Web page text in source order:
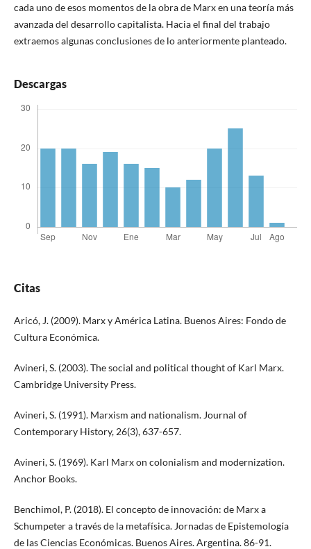
cada uno de esos momentos de la obra de Marx en una teoría más
avanzada del desarrollo capitalista. Hacia el final del trabajo
extraemos algunas conclusiones de lo anteriormente planteado.
Descargas
Citas
Aricó, J. (2009). Marx y América Latina. Buenos Aires: Fondo de
Cultura Económica.
Avineri, S. (2003). The social and political thought of Karl Marx.
Cambridge University Press.
Avineri, S. (1991). Marxism and nationalism. Journal of
Contemporary History, 26(3), 637-657.
Avineri, S. (1969). Karl Marx on colonialism and modernization.
Anchor Books.
Benchimol, P. (2018). El concepto de innovación: de Marx a
Schumpeter a través de la metafísica. Jornadas de Epistemología
de las Ciencias Económicas. Buenos Aires. Argentina. 86-91.